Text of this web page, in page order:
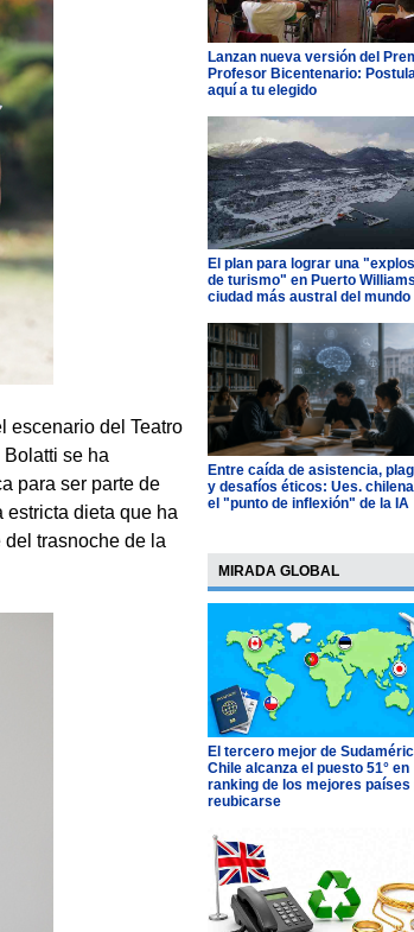
escenario del Teatro
se ha
para ser parte de
estricta dieta que ha
trasnoche de la
Lanzan nueva versión del
Profesor Bicentenario: Postula
aquí a tu elegido
El plan para lograr una
de turismo" en Puerto
ciudad más austral del mundo
Entre caída de asistencia,
y desafíos éticos: Ues.
el "punto de inflexión" de la IA
MIRADA GLOBAL
El tercero mejor de
Chile alcanza el puesto 51° en
ranking de los mejores países
reubicarse